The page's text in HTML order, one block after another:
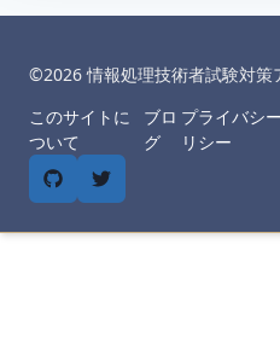
©︎2026情報処理技術者試験対策
このサイトに
ついて
ブロ
グ
プライバシ
リシー